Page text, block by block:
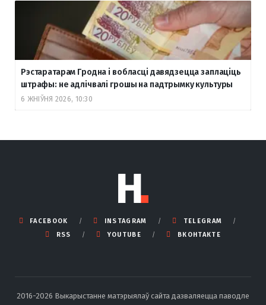
Рэстаратарам Гродна і вобласці давядзецца заплаціць
штрафы: не адлічвалі грошы на падтрымку культуры
6 ЖНІЎНЯ 2026, 10:30
FACEBOOK INSTAGRAM
TELEGRAM
RSS
YOUTUBE ВКОНТАКТЕ
2016-2026 Выкарыстанне матэрыялаў сайта дазваляецца паводле